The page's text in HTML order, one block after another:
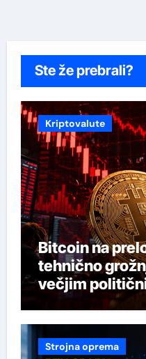
Ste že prebrali?
Kriptovalute
Bitcoin na
tehnično
večjim
industrije
Strojna oprema